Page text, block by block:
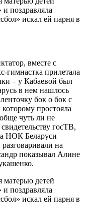
вместе с
гимнастка прилетала
– у Кабаевой был
в нем нашлось
бок о бок с
простояла
чуть ли не
госТВ,
НОК Беларуси
на
показывал Алине